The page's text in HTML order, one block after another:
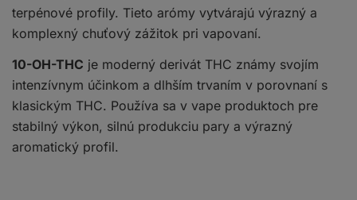
terpénové profily. Tieto arómy vytvárajú výrazný a
komplexný chuťový zážitok pri vapovaní.
10-OH-THC je moderný derivát THC známy svojím
intenzívnym účinkom a dlhším trvaním v porovnaní s
klasickým THC. Používa sa v vape produktoch pre
stabilný výkon, silnú produkciu pary a výrazný
aromatický profil.